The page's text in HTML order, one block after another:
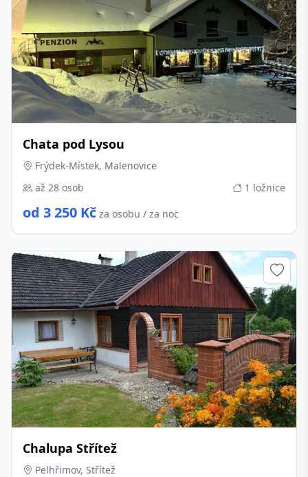
Chata pod Lysou
Frýdek-Místek, Malenovice
až 28 osob
1 ložnice
od 3 250 Kč za osobu / za noc
Chalupa Střítež
Pelhřimov, Střítež